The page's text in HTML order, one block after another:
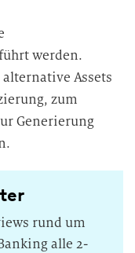
werden.
Assets
zum
Generierung
rund um
alle 2-